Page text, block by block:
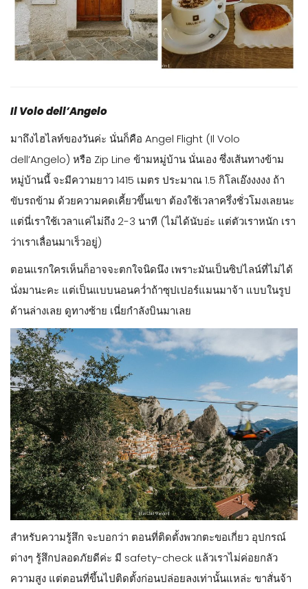
Il Volo dell’Angelo
มาถึงไฮไลท์ของวันค่ะ นั่นก็คือ Angel Flight (Il Volo
dell’Angelo) หรือ Zip Line ข้ามหมู่บ้าน นั่นเอง ซึ่งเส้นทางข้าม
หมู่บ้านนี้ จะมีความยาว 1415 เมตร ประมาณ 1.5 กิโลเอ๊งงงงง ถ้า
ขับรถข้าม ด้วยความคดเคี้ยวขึ้นเขา ต้องใช้เวลาครึ่งชั่วโมงเลยนะ
แต่นี่เราใช้เวลาแค่ไม่ถึง 2-3 นาที (ไม่ได้นับอ่ะ แต่ตัวเราหนัก เรา
ว่าเราเลื่อนมาเร็วอยู่)
ตอนแรกใครเห็นก็อาจจะตกใจนิดนึง เพราะมันเป็นซิปไลน์ที่ไม่ได้
นั่งมานะคะ แต่เป็นแบบนอนคว่ำถ้าซุปเปอร์แมนมาจ้า แบบในรูป
ด้านล่างเลย ดูทางซ้าย เนี่ยกำลังบินมาเลย
สำหรับความรู้สึก จะบอกว่า ตอนที่ติดตั้งพวกตะขอเกี่ยว อุปกรณ์
ต่างๆ รู้สึกปลอดภัยดีค่ะ มี safety-check แล้วเราไม่ค่อยกลัว
ความสูง แต่ตอนที่ขึ้นไปติดตั้งก่อนปล่อยลงเท่านั้นแหล่ะ ขาสั่นจ้า